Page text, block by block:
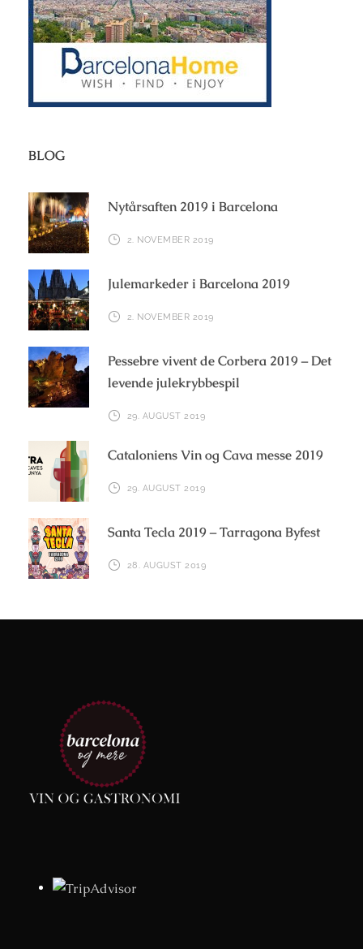
BLOG
Nytårsaften 2019 i Barcelona
2. NOVEMBER 2019
Julemarkeder i Barcelona 2019
2. NOVEMBER 2019
Pessebre vivent de Corbera 2019 – Det
levende julekrybbespil
29. AUGUST 2019
Cataloniens Vin og Cava messe 2019
29. AUGUST 2019
Santa Tecla 2019 – Tarragona Byfest
28. AUGUST 2019